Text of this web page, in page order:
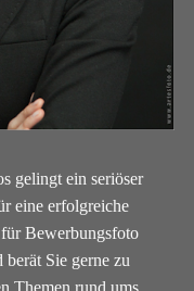
gelingt ein seriöser
eine erfolgreiche
Bewerbungsfoto
Sie gerne zu
Themen rund ums